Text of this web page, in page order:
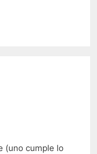
(uno cumple lo